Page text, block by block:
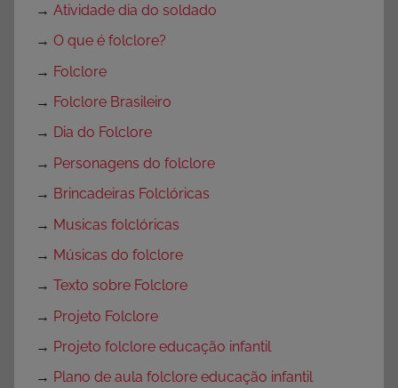
→ Atividade dia do soldado
→ O que é folclore?
→ Folclore
→ Folclore Brasileiro
→ Dia do Folclore
→ Personagens do folclore
→ Brincadeiras Folclóricas
→ Musicas folclóricas
→ Músicas do folclore
→ Texto sobre Folclore
→ Projeto Folclore
→ Projeto folclore educação infantil
→ Plano de aula folclore educação infantil